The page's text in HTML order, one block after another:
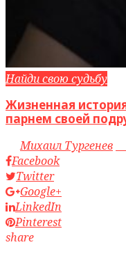
Найди свою судьбу
Жизненная
парнем своей
byМихаил Тургенев
Facebook
Twitter
Google+
LinkedIn
Pinterest
share